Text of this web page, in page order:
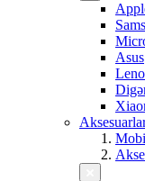
Asus